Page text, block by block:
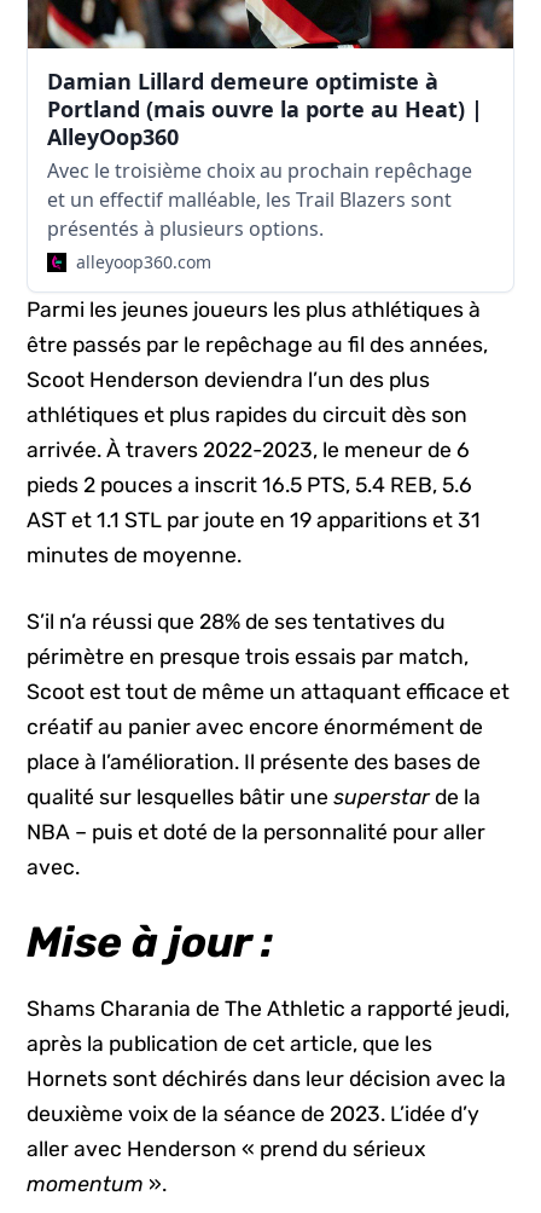
Damian Lillard demeure optimiste à
Portland (mais ouvre la porte au Heat) |
AlleyOop360
Avec le troisième choix au prochain repêchage
et un effectif malléable, les Trail Blazers sont
présentés à plusieurs options.
alleyoop360.com
Parmi les jeunes joueurs les plus athlétiques à
être passés par le repêchage au fil des années,
Scoot Henderson deviendra l’un des plus
athlétiques et plus rapides du circuit dès son
arrivée. À travers 2022-2023, le meneur de 6
pieds 2 pouces a inscrit 16.5 PTS, 5.4 REB, 5.6
AST et 1.1 STL par joute en 19 apparitions et 31
minutes de moyenne.
S’il n’a réussi que 28% de ses tentatives du
périmètre en presque trois essais par match,
Scoot est tout de même un attaquant efficace et
créatif au panier avec encore énormément de
place à l’amélioration. Il présente des bases de
qualité sur lesquelles bâtir unesuperstarde la
NBA – puis et doté de la personnalité pour aller
avec.
Mise à jour :
Shams Charania de The Athletic a rapporté jeudi,
après la publication de cet article, que les
Hornets sont déchirés dans leur décision avec la
deuxième voix de la séance de 2023. L’idée d’y
aller avec Henderson « prend du sérieux
momentum ».